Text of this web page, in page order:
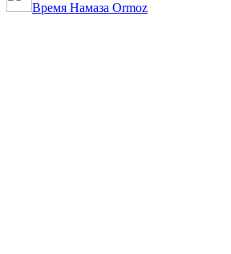
Время Намаза Ormoz